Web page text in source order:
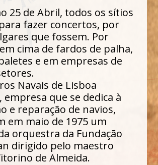
25 de Abril, todos os sítios
fazer concertos, por
que fossem. Por
cima de fardos de palha,
e em empresas de
Navais de Lisboa
empresa que se dedica à
e reparação de navios,
em maio de 1975 um
orquestra da Fundação
dirigido pelo maestro
de Almeida.